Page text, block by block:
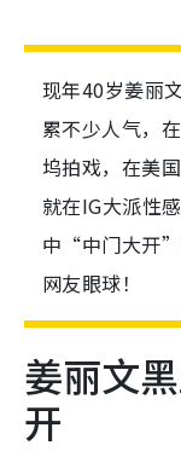
现年40岁姜丽
累不少人气，
坞拍戏，在美
就在IG大派性
中“中门大开”
网友眼球！
姜丽文
开